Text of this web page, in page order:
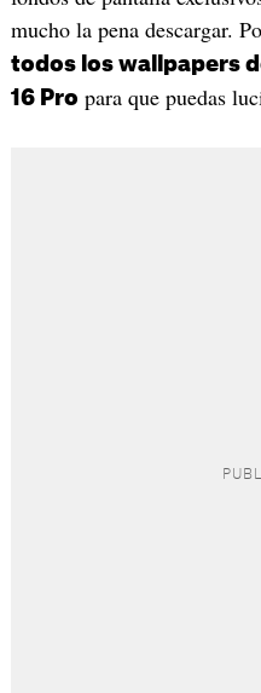
mucho la pena descargar.
todos los wallpapers
16 Pro para que puedas